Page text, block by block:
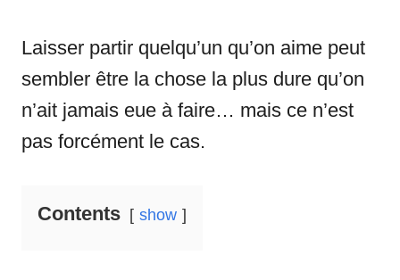
Laisser partir quelqu’un qu’on aime peut
sembler être la chose la plus dure qu’on
n’ait jamais eue à faire… mais ce n’est
pas forcément le cas.
Contents show